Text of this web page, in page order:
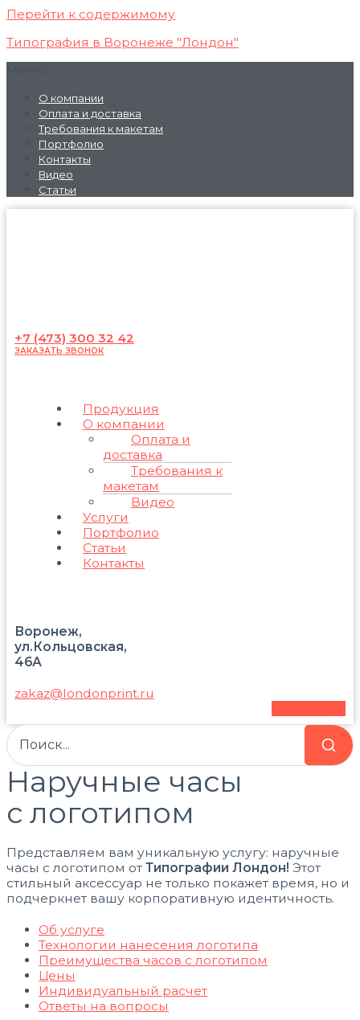
Перейти к содержимому
Типография в Воронеже "Лондон"
О компании
Оплата и доставка
Требования к макетам
Портфолио
Контакты
Видео
Статьи
+7 (473) 300 32 42
ЗАКАЗАТЬ ЗВОНОК
Продукция
О компании
Оплата и
доставка
Требования к
макетам
Видео
Услуги
Портфолио
Статьи
Контакты
Воронеж,
ул.Кольцовская,
46А
zakaz@londonprint.ru
Наручные часы
с логотипом
Представляем вам уникальную услугу: наручные
часы с логотипом от Типографии Лондон! Этот
стильный аксессуар не только покажет время, но и
подчеркнет вашу корпоративную идентичность.
Об услуге
Технологии нанесения логотипа
Преимущества часов с логотипом
Цены
Индивидуальный расчет
Ответы на вопросы